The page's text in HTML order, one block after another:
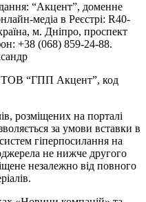
“Акцент”, доменне
медіа в Реєстрі: R40-
м. Дніпро, проспект
+38 (068) 859-24-88.
ТОВ “ГПП Акцент”, код
розміщених на порталі
за умови вставки в
гіперпосилання на
не нижче другого
незалежно від повного